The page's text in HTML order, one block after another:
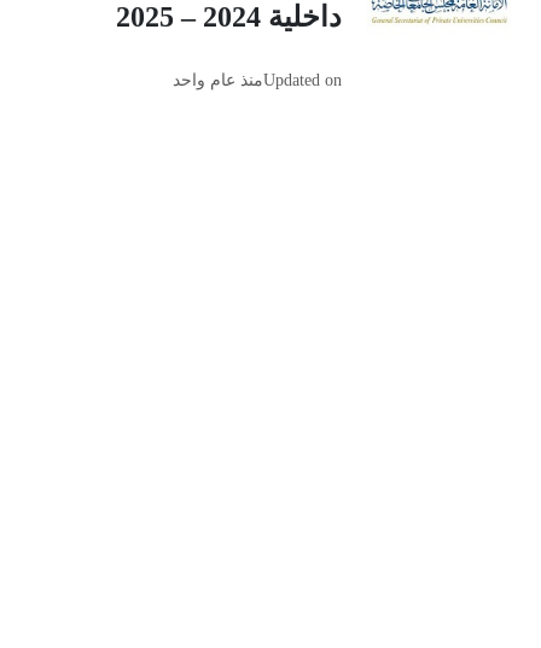
داخلية 2024 – 2025
Updated onمنذ عام واحد